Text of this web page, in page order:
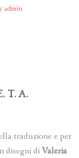
admin
T. A.
traduzione e per
disegni diValeria